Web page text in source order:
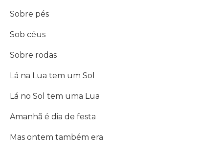
Sobre pés
Sob céus
Sobre rodas
Lá na Lua tem um Sol
Lá no Sol tem uma Lua
Amanhã é dia de festa
Mas ontem também era